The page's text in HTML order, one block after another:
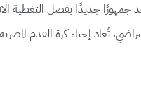
جديدًا بفضل التغطية
تُعاد إحياء كرة القدم